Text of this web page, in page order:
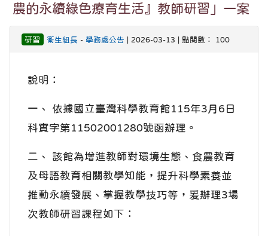
農的永續綠色療育生活』教師研習」一案
研習 衛生組長 - 學務處公告 | 2026-03-13 | 點閱數： 100
說明：
一、 依據國立臺灣科學教育館115年3月6日
科實字第11502001280號函辦理。
二、 該館為增進教師對環境生態、食農教育
及母語教育相關教學知能，提升科學素養並
推動永續發展、掌握教學技巧等，爰辦理3場
次教師研習課程如下：